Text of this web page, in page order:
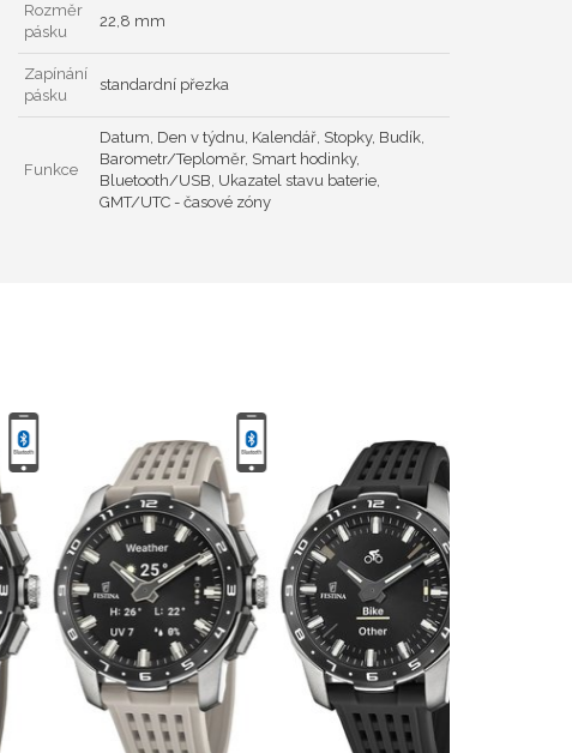
Rozměr
pásku
22,8 mm
Zapínání
pásku
standardní přezka
Funkce
Datum, Den v týdnu, Kalendář, Stopky, Budík,
Barometr/Teploměr, Smart hodinky,
Bluetooth/USB, Ukazatel stavu baterie,
GMT/UTC - časové zóny